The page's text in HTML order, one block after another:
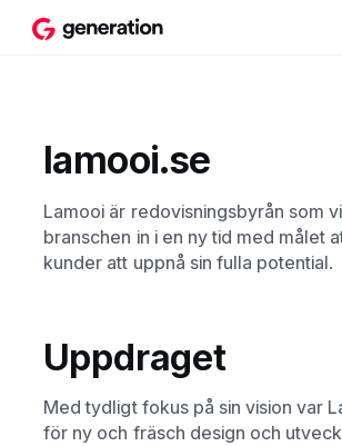
lamooi.se
Lamooi är redovisningsbyrån som
branschen in i en ny tid med målet
kunder att uppnå sin fulla potential.
Uppdraget
Med tydligt fokus på sin vision var
för ny och fräsch design och